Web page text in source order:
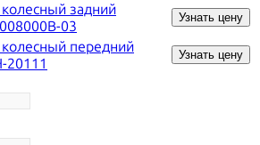
задний
03
Узнать цену
передний
20111
Узнать цену